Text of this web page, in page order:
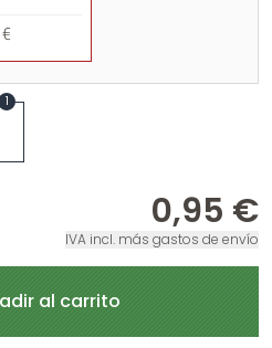
1
0,95 €
IVA incl. más gastos de envío
al carrito